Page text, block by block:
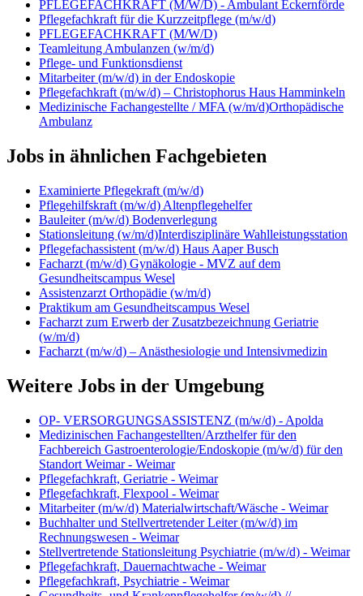
PFLEGEFACHKRAFT (M/W/D) - Ambulant Eckernförde
Pflegefachkraft für die Kurzzeitpflege (m/w/d)
PFLEGEFACHKRAFT (M/W/D)
Teamleitung Ambulanzen (w/m/d)
Pflege- und Funktionsdienst
Mitarbeiter (m/w/d) in der Endoskopie
Pflegefachkraft (m/w/d) – Christophorus Haus Hamminkeln
Medizinische Fachangestellte / MFA (w/m/d)Orthopädische
Ambulanz
Jobs in ähnlichen Fachgebieten
Examinierte Pflegekraft (m/w/d)
Pflegehilfskraft (m/w/d) Altenpflegehelfer
Bauleiter (m/w/d) Bodenverlegung
Stationsleitung (w/m/d)Interdisziplinäre Wahlleistungsstation
Pflegefachassistent (m/w/d) Haus Aaper Busch
Facharzt (m/w/d) Gynäkologie - MVZ auf dem
Gesundheitscampus Wesel
Assistenzarzt Orthopädie (w/m/d)
Praktikum am Gesundheitscampus Wesel
Facharzt zum Erwerb der Zusatzbezeichnung Geriatrie
(w/m/d)
Facharzt (m/w/d) – Anästhesiologie und Intensivmedizin
Weitere Jobs in der Umgebung
OP- VERSORGUNGSASSISTENZ (m/w/d) - Apolda
Medizinischen Fachangestellten/Arzthelfer für den
Fachbereich Gastroenterologie/Endoskopie (m/w/d) für den
Standort Weimar - Weimar
Pflegefachkraft, Geriatrie - Weimar
Pflegefachkraft, Flexpool - Weimar
Mitarbeiter (m/w/d) Materialwirtschaft/Wäsche - Weimar
Buchhalter und Stellvertretender Leiter (m/w/d) im
Rechnungswesen - Weimar
Stellvertretende Stationsleitung Psychiatrie (m/w/d) - Weimar
Pflegefachkraft, Dauernachtwache - Weimar
Pflegefachkraft, Psychiatrie - Weimar